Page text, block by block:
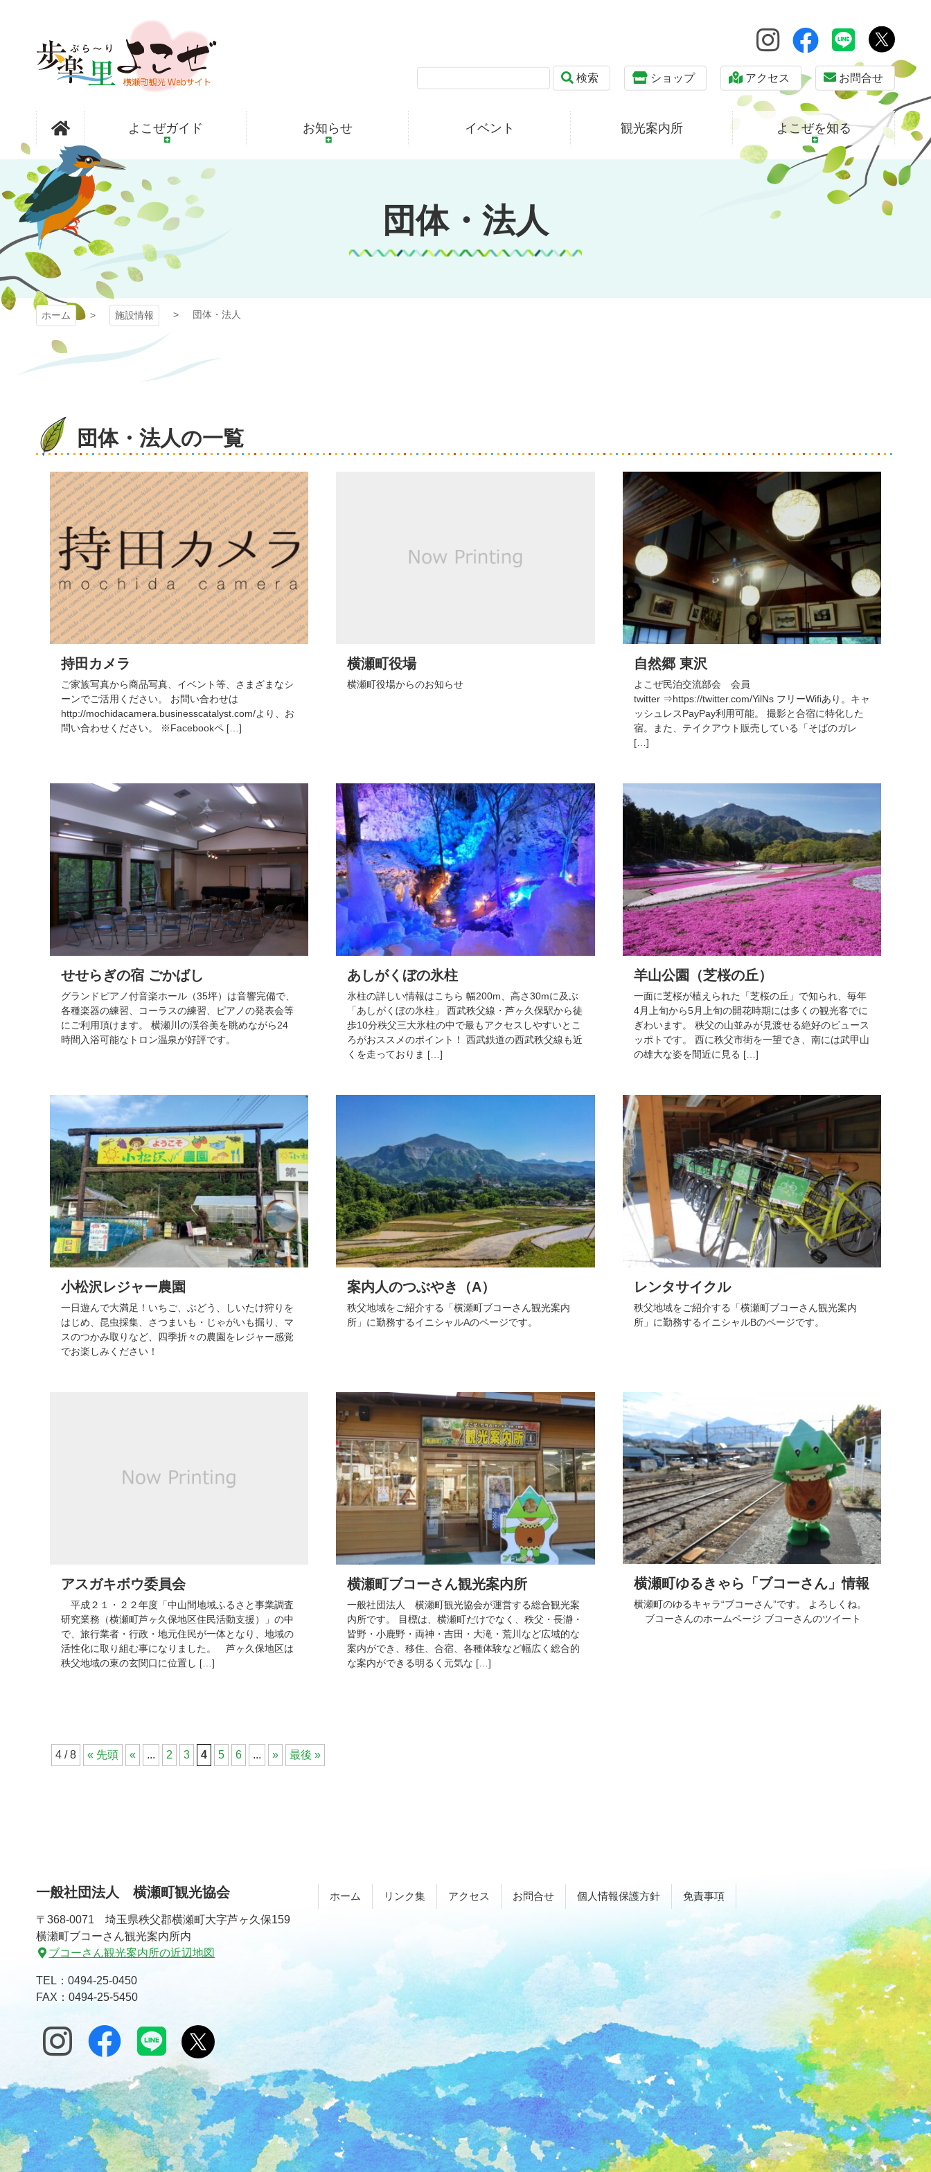
キ
プ
歩楽～里
（ぶら～
り）よこぜ
検索 ショップ アクセス お問合せ
よこぜガイド お知らせ イベント 観光案内所 よこぜを知る
団体・法人
ホーム 施設情報 団体・法人
団体・法人の一覧
持田カメラ
ご家族写真から商品写真、イベント等、さまざまなシ
ーンでご活用ください。 お問い合わせは
http://mochidacamera.businesscatalyst.com/より、お
問い合わせください。 ※Facebookペ […]
横瀬町役場
横瀬町役場からのお知らせ
自然郷 東沢
よこぜ民泊交流部会 会員
twitter ⇒https://twitter.com/YilNs フリーWifiあり。キャ
ッシュレスPayPay利用可能。 撮影と合宿に特化した
宿。また、テイクアウト販売している「そばのガレ
[…]
せせらぎの宿 ごかばし
グランドピアノ付音楽ホール（35坪）は音響完備で、
各種楽器の練習、コーラスの練習、ピアノの発表会等
にご利用頂けます。 横瀬川の渓谷美を眺めながら24
時間入浴可能なトロン温泉が好評です。
あしがくぼの氷柱
氷柱の詳しい情報はこちら 幅200m、高さ30mに及ぶ
「あしがくぼの氷柱」 西武秩父線・芦ヶ久保駅から徒
歩10分秩父三大氷柱の中で最もアクセスしやすいとこ
ろがおススメのポイント！ 西武鉄道の西武秩父線も近
くを走っておりま […]
羊山公園（芝桜の丘）
一面に芝桜が植えられた「芝桜の丘」で知られ、毎年
4月上旬から5月上旬の開花時期には多くの観光客でに
ぎわいます。 秩父の山並みが見渡せる絶好のビュース
ッポトです。 西に秩父市街を一望でき、南には武甲山
の雄大な姿を間近に見る […]
小松沢レジャー農園
一日遊んで大満足！いちご、ぶどう、しいたけ狩りを
はじめ、昆虫採集、さつまいも・じゃがいも掘り、マ
スのつかみ取りなど、四季折々の農園をレジャー感覚
でお楽しみください！
案内人のつぶやき（A）
秩父地域をご紹介する「横瀬町ブコーさん観光案内
所」に勤務するイニシャルAのページです。
レンタサイクル
秩父地域をご紹介する「横瀬町ブコーさん観光案内
所」に勤務するイニシャルBのページです。
アスガキボウ委員会
平成２１・２２年度「中山間地域ふるさと事業調査
研究業務（横瀬町芦ヶ久保地区住民活動支援）」の中
で、旅行業者・行政・地元住民が一体となり、地域の
活性化に取り組む事になりました。 芦ヶ久保地区は
秩父地域の東の玄関口に位置し […]
横瀬町ブコーさん観光案内所
一般社団法人 横瀬町観光協会が運営する総合観光案
内所です。 目標は、横瀬町だけでなく、秩父・長瀞・
皆野・小鹿野・両神・吉田・大滝・荒川など広域的な
案内ができ、移住、合宿、各種体験など幅広く総合的
な案内ができる明るく元気な […]
横瀬町ゆるきゃら「ブコーさん」情報
横瀬町のゆるキャラ“ブコーさん”です。 よろしくね。
ブコーさんのホームページ ブコーさんのツイート
4 / 8 « 先頭 « ... 2 3 4 5 6 ... »
最後 »
の
頭
へ
戻
る
戻
一般社団法人 横瀬町観光協会
〒368-0071 埼玉県秩父郡横瀬町大字芦ヶ久保159
横瀬町ブコーさん観光案内所内
ブコーさん観光案内所の近辺地図
TEL： 0494-25-0450
FAX：0494-25-5450
ホーム リンク集 アクセス お問合せ 個人情報保護方針 免責事項